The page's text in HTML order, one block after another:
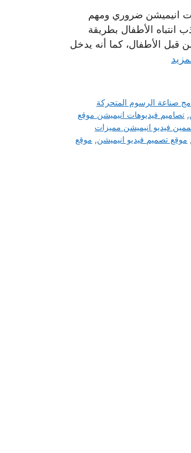
انيميشن ضروري ومهم
انتباه الأطفال بطريقة
الأطفال، كما أنه يدخل
صناعة الرسوم المتحركة
, تصاميم فيديوهات انيميشن موقع
فيديو انيميشن مميزات
, موقع تصميم فيديو انيميشن, موقع